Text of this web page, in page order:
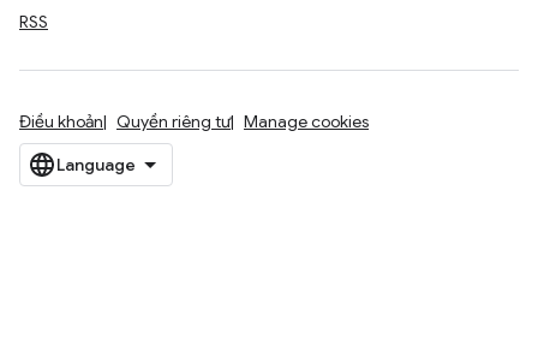
RSS
Điều khoản Quyền riêng tư Manage cookies